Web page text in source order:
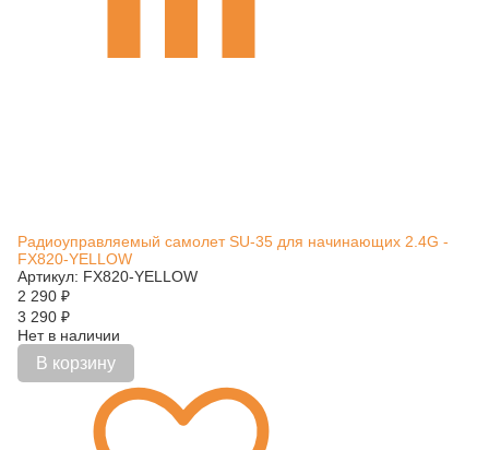
Радиоуправляемый самолет SU-35 для начинающих 2.4G -
FX820-YELLOW
Артикул: FX820-YELLOW
2 290 ₽
3 290 ₽
Нет в наличии
В корзину